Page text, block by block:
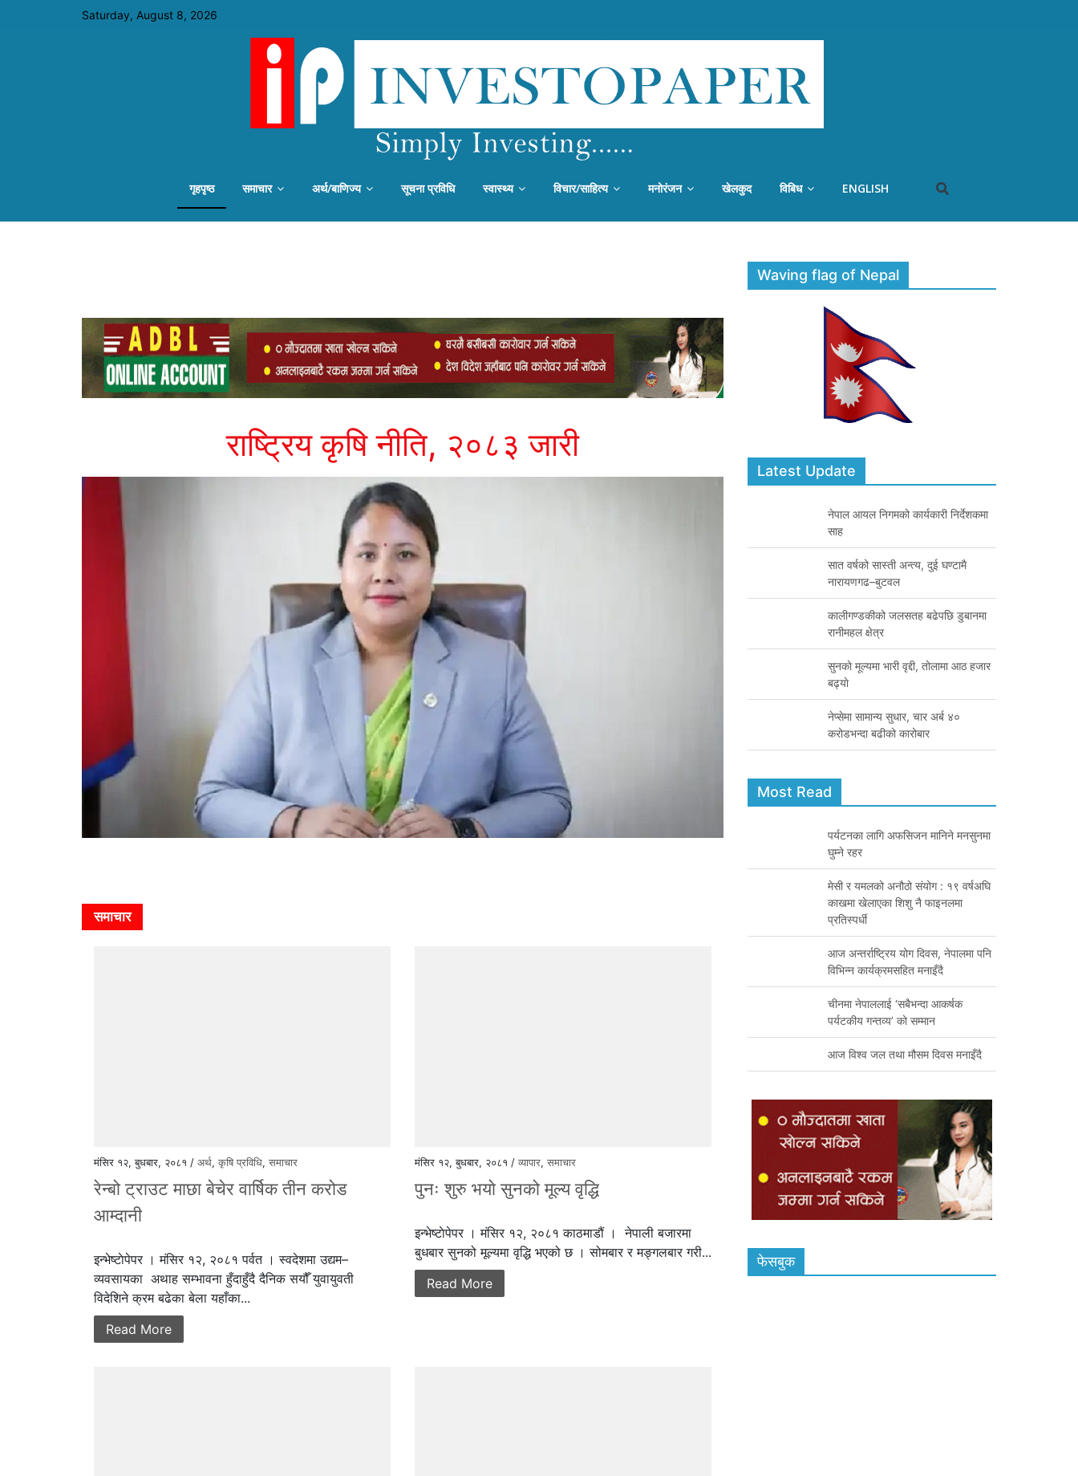
Saturday, August 8, 2026
गृहपृष्ठ समाचार अर्थ/बाणिज्य सूचना प्रविधि स्वास्थ्य विचार/साहित्य मनोरंजन खेलकुद विबिध ENGLISH
राष्ट्रिय कृषि नीति, २०८३ जारी
समाचार
मंसिर १२, बुधबार, २०८१ / अर्थ, कृषि प्रविधि, समाचार
रेन्बो ट्राउट माछा बेचेर वार्षिक तीन करोड
आम्दानी
इन्भेष्टाेपेपर । मंसिर १२, २०८१ पर्वत । स्वदेशमा उद्यम–
व्यवसायका अथाह सम्भावना हुँदाहुँदै दैनिक सयौँ युवायुवती
विदेशिने क्रम बढेका बेला यहाँका...
Read More
मंसिर १२, बुधबार, २०८१ / व्यापार, समाचार
पुनः शुरु भयाे सुनको मूल्य वृद्धि
इन्भेष्टाेपेपर । मंसिर १२, २०८१ काठमाडौं । नेपाली बजारमा
बुधबार सुनको मूल्यमा वृद्धि भएको छ । सोमबार र मङ्गलबार गरी...
Read More
Waving flag of Nepal
Latest Update
नेपाल आयल निगमको कार्यकारी निर्देशकमा
साह
सात वर्षको सास्ती अन्त्य, दुई घण्टामै
नारायणगढ–बुटवल
कालीगण्डकीको जलसतह बढेपछि डुबानमा
रानीमहल क्षेत्र
सुनकाे मूल्यमा भारी वृद्दी, तोलामा आठ हजार
बढ्याे
नेप्सेमा सामान्य सुधार, चार अर्ब ४०
करोडभन्दा बढीको कारोबार
Most Read
पर्यटनका लागि अफसिजन मानिने मनसुनमा
घुम्ने रहर
मेसी र यमलको अनौठो संयोग : १९ वर्षअघि
काखमा खेलाएका शिशु नै फाइनलमा
प्रतिस्पर्धी
आज अन्तर्राष्ट्रिय योग दिवस, नेपालमा पनि
विभिन्न कार्यक्रमसहित मनाइँदै
चीनमा नेपाललाई ‘सबैभन्दा आकर्षक
पर्यटकीय गन्तव्य’ को सम्मान
आज विश्व जल तथा मौसम दिवस मनाइँदै
फेसबुक